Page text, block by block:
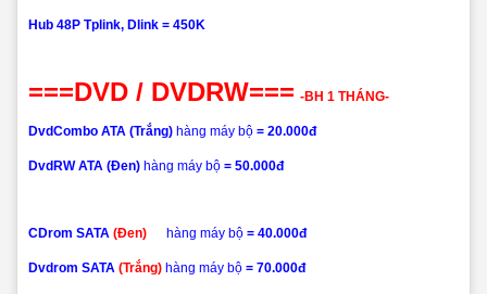
Hub 48P Tplink, Dlink = 450K
===DVD / DVDRW=== -BH 1 THÁNG-
DvdCombo ATA (Trắng) hàng máy bộ = 20.000đ
DvdRW ATA (Đen) hàng máy bộ = 50.000đ
CDrom SATA (Đen) hàng máy bộ = 40.000đ
Dvdrom SATA (Trắng) hàng máy bộ = 70.000đ